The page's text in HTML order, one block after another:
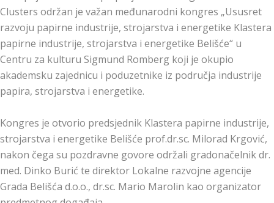
Clusters održan je važan međunarodni kongres „Ususret
razvoju papirne industrije, strojarstva i energetike Klastera
papirne industrije, strojarstva i energetike Belišće“ u
Centru za kulturu Sigmund Romberg koji je okupio
akademsku zajednicu i poduzetnike iz područja industrije
papira, strojarstva i energetike.
Kongres je otvorio predsjednik Klastera papirne industrije,
strojarstva i energetike Belišće prof.dr.sc. Milorad Krgović,
nakon čega su pozdravne govore održali gradonačelnik dr.
med. Dinko Burić te direktor Lokalne razvojne agencije
Grada Belišća d.o.o., dr.sc. Mario Marolin kao organizator